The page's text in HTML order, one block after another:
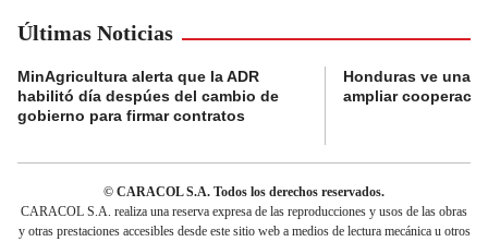
Últimas Noticias
MinAgricultura alerta que la ADR
habilitó día despúes del cambio de
gobierno para firmar contratos
Honduras ve una
ampliar
© CARACOL S.A. Todos los derechos reservados.
CARACOL S.A. realiza una reserva expresa de las reproducciones y usos de las obras
y otras prestaciones accesibles desde este sitio web a medios de lectura mecánica u otros